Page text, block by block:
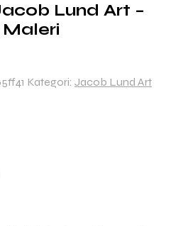
Lund Art –
Kategori: Jacob Lund Art